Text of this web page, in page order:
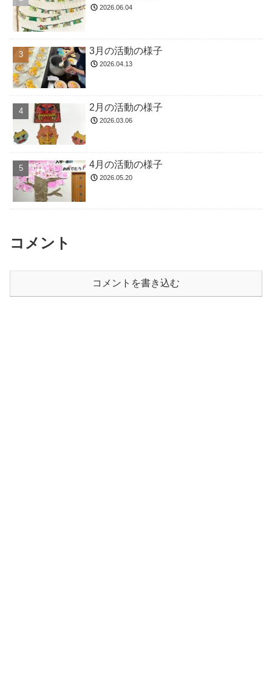
2026.06.04
3月の活動の様子
2026.04.13
2月の活動の様子
2026.03.06
4月の活動の様子
2026.05.20
コメント
コメントを書き込む